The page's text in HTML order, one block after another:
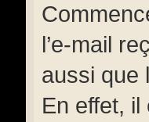
l’e-mail
aussi que
En effet,